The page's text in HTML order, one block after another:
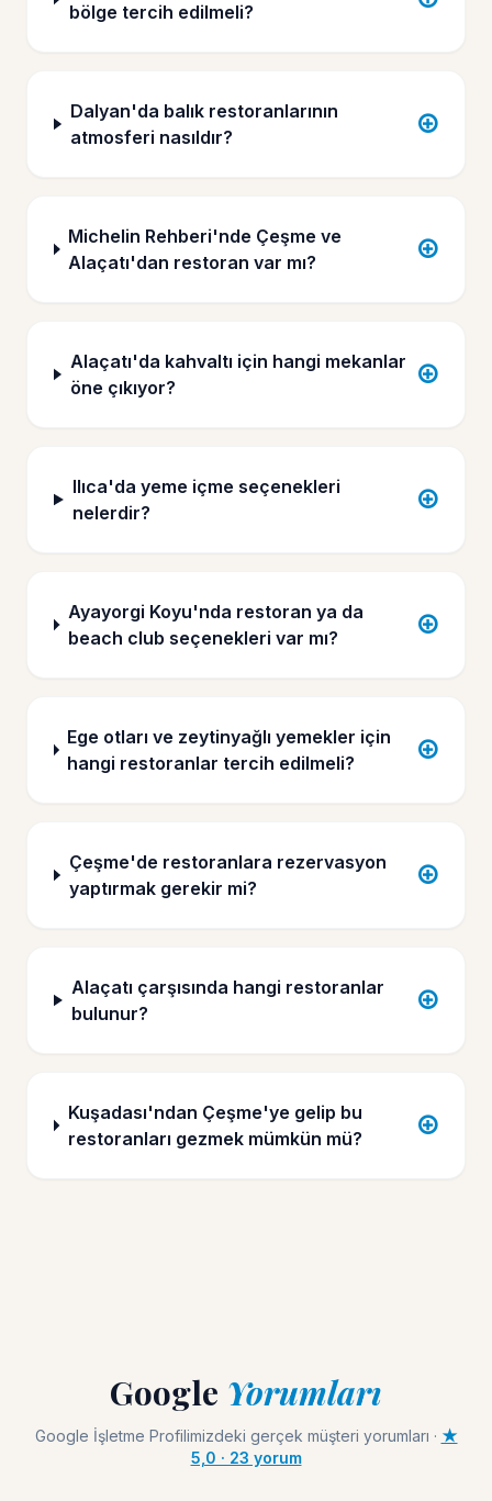
bölge tercih edilmeli?
Dalyan'da balık restoranlarının
atmosferi nasıldır?
Michelin Rehberi'nde Çeşme ve
Alaçatı'dan restoran var mı?
Alaçatı'da kahvaltı için hangi mekanlar
öne çıkıyor?
Ilıca'da yeme içme seçenekleri
nelerdir?
Ayayorgi Koyu'nda restoran ya da
beach club seçenekleri var mı?
Ege otları ve zeytinyağlı yemekler için
hangi restoranlar tercih edilmeli?
Çeşme'de restoranlara rezervasyon
yaptırmak gerekir mi?
Alaçatı çarşısında hangi restoranlar
bulunur?
Kuşadası'ndan Çeşme'ye gelip bu
restoranları gezmek mümkün mü?
Google Yorumları
Google İşletme Profilimizdeki gerçek müşteri yorumları · ★
5,0 · 23 yorum